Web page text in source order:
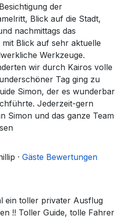
der
Blick auf die Stadt,
nachmittags das
Blick auf sehr aktuelle
Werkzeuge.
wir durch Kairos volle
Tag ging zu
Simon, der es wunderbar
Jederzeit-gern
Simon und das ganze Team
· Gäste Bewertungen
ein toller privater Ausflug
!! Toller Guide, tolle Fahrer